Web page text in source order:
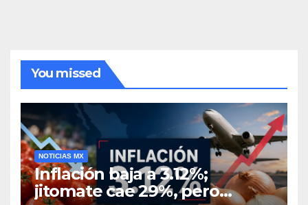
You missed
NOTICIAS MX
Inflación baja a 3.12%;
jitomate cae 29%, pero